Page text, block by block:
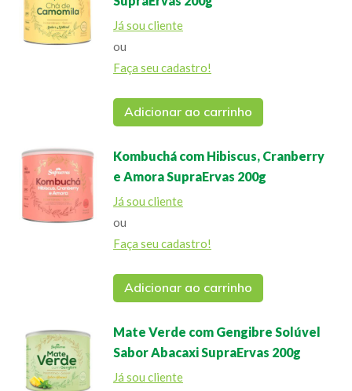
Já sou cliente
ou
Faça seu cadastro!
Adicionar ao carrinho
Kombuchá com Hibiscus, Cranberry
e Amora SupraErvas 200g
Já sou cliente
ou
Faça seu cadastro!
Adicionar ao carrinho
Mate Verde com Gengibre Solúvel
Sabor Abacaxi SupraErvas 200g
Já sou cliente